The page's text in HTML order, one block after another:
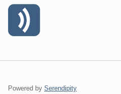
Powered by Serendipity